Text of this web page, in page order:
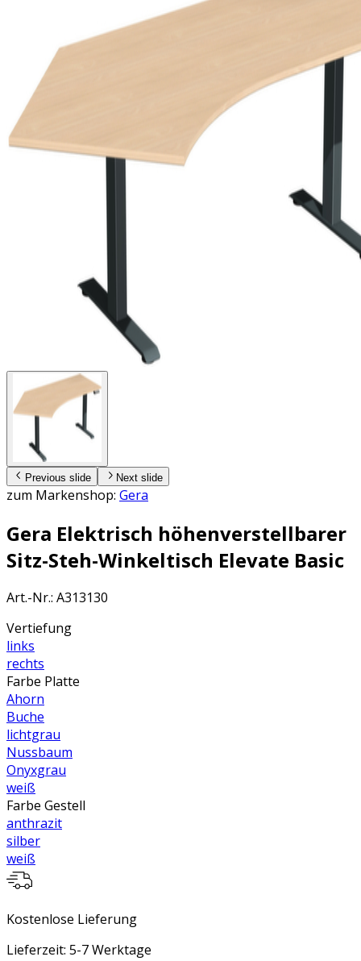
Previous slide Next slide
zum Markenshop: Gera
Gera Elektrisch höhenverstellbarer
Sitz-Steh-Winkeltisch Elevate Basic
Art.-Nr.: A313130
Vertiefung
links
rechts
Farbe Platte
Ahorn
Buche
lichtgrau
Nussbaum
Onyxgrau
weiß
Farbe Gestell
anthrazit
silber
weiß
Kostenlose Lieferung
Lieferzeit: 5-7 Werktage